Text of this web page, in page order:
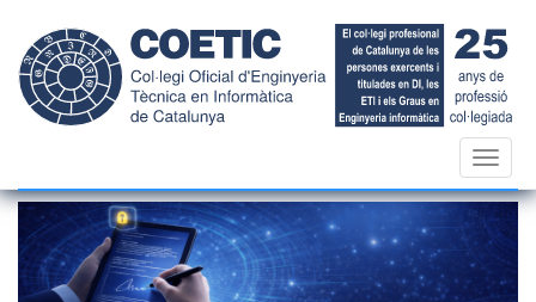
contingut